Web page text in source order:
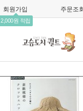
회원가입
2,000원 적립
주문조회